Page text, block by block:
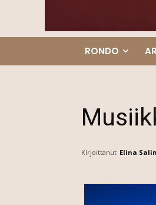
RONDO
Kirjoittanut Elina Salin